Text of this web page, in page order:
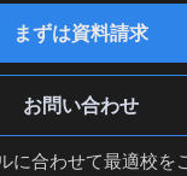
まずは資料請求
お問い合わせ
に合わせて最適校を